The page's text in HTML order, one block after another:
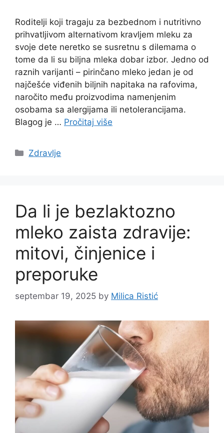
Roditelji koji tragaju za bezbednom i nutritivno
prihvatljivom alternativom kravljem mleku za
svoje dete neretko se susretnu s dilemama o
tome da li su biljna mleka dobar izbor. Jedno od
raznih varijanti – pirinčano mleko jedan je od
najčešće viđenih biljnih napitaka na rafovima,
naročito među proizvodima namenjenim
osobama sa alergijama ili netolerancijama.
Blagog je … Pročitaj više
Categories
Zdravlje
Da li je bezlaktozno
mleko zaista zdravije:
mitovi, činjenice i
preporuke
septembar 19, 2025 by Milica Ristić